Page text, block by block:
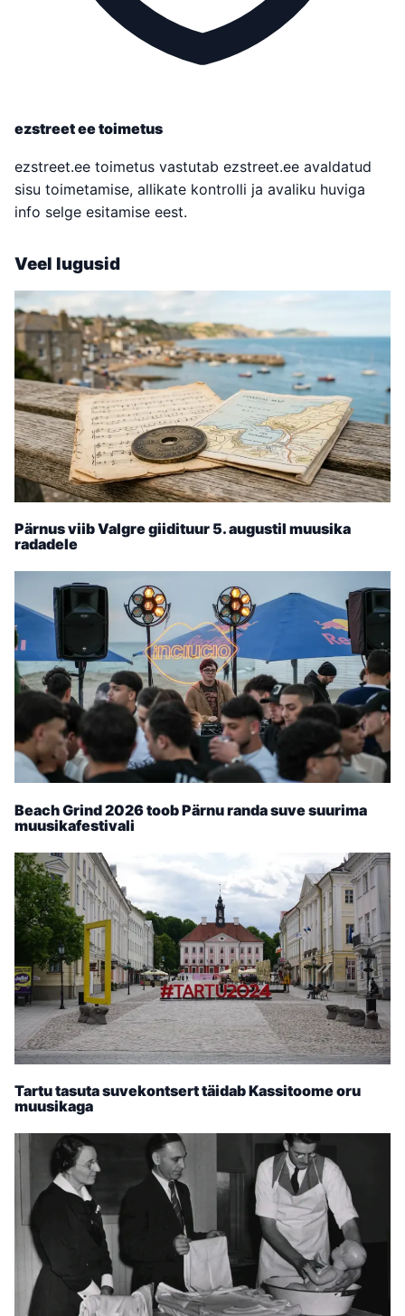
ezstreet ee toimetus
ezstreet.ee toimetus vastutab ezstreet.ee avaldatud
sisu toimetamise, allikate kontrolli ja avaliku huviga
info selge esitamise eest.
Veel lugusid
Pärnus viib Valgre giidituur 5. augustil muusika
radadele
Beach Grind 2026 toob Pärnu randa suve suurima
muusikafestivali
Tartu tasuta suvekontsert täidab Kassitoome oru
muusikaga